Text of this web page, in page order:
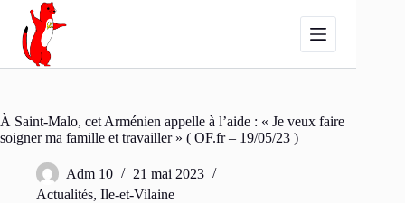
Passer
contenu
À Saint-Malo, cet Arménien appelle à l’aide : « Je veux faire
soigner ma famille et travailler » ( OF.fr – 19/05/23 )
Adm 10
21 mai 2023
Actualités, Ile-et-Vilaine